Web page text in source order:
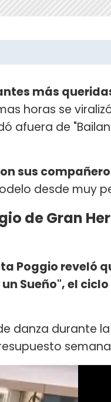
más
horas se
afuera de
sus
desde muy
de Gran
Poggio reveló
Sueño", el
danza durante